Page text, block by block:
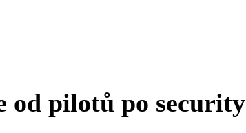
od pilotů po security